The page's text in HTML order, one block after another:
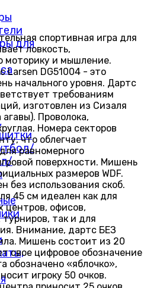
для спортивная игра для
ловкость,
моторику и мышление.
Larsen DG51004 - это
начального уровня. Дартс
требованиям
изготовлен из Сизаля
Проволока,
Номера секторов
что облегчает
равномерного
поверхности. Мишень
размеров WDF.
без использования скоб.
45 см идеален как для
центров, офисов,
так и для
Внимание, дартс БЕЗ
Мишень состоит из 20
свое цифровое обозначение
обозначено «яблочко»,
игроку 50 очков.